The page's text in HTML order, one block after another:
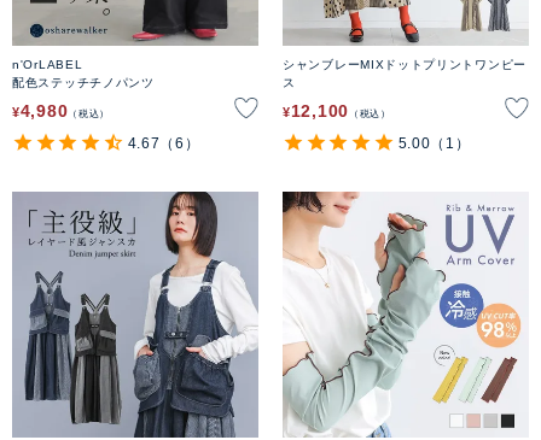
n'OrLABEL
配色ステッチチノパンツ
¥4,980 税込
4.67 （6）
シャンブレーMIXドットプリントワンピー
ス
¥12,100 税込
5.00 （1）